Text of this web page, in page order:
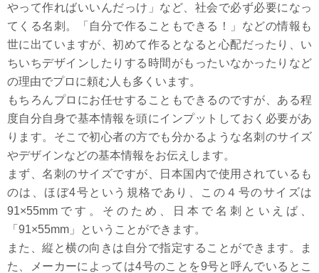
やって作ればいいんだっけ」など、社会で必ず必要になっ
てくる名刺。「自分で作ることもできる！」などの情報も
世に出ていますが、初めて作るとなると心配だったり、い
ちいちデザインしたりする時間がもったいなかったりなど
の理由でプロに頼む人も多くいます。
もちろんプロにお任せすることもできるのですが、ある程
度自分自身で基本情報を頭にインプットしておく必要があ
ります。そこで初心者の方でも分かるような名刺のサイズ
やデザインなどの基本情報をお伝えします。
まず、名刺のサイズですが、日本国内で使用されているも
のは、ほぼ4号という規格であり、この４号のサイズは
91×55mmです。そのため、日本で名刺といえば、
「91×55mm」ということができます。
また、縦と横の向きは自分で指定することができます。ま
た、メーカーによっては4号のことを9号と呼んでいるとこ